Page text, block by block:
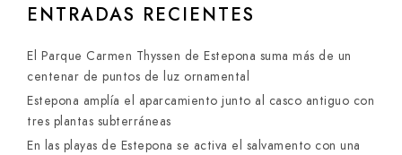
ENTRADAS RECIENTES
El Parque Carmen Thyssen de Estepona suma más de un
centenar de puntos de luz ornamental
Estepona amplía el aparcamiento junto al casco antiguo con
tres plantas subterráneas
En las playas de Estepona se activa el salvamento con una